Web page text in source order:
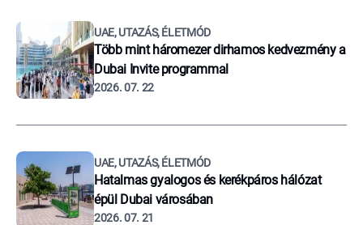
UAE, UTAZÁS, ÉLETMÓD
Több mint háromezer dirhamos kedvezmény a
Dubai Invite programmal
2026. 07. 22
UAE, UTAZÁS, ÉLETMÓD
Hatalmas gyalogos és kerékpáros hálózat
épül Dubai városában
2026. 07. 21